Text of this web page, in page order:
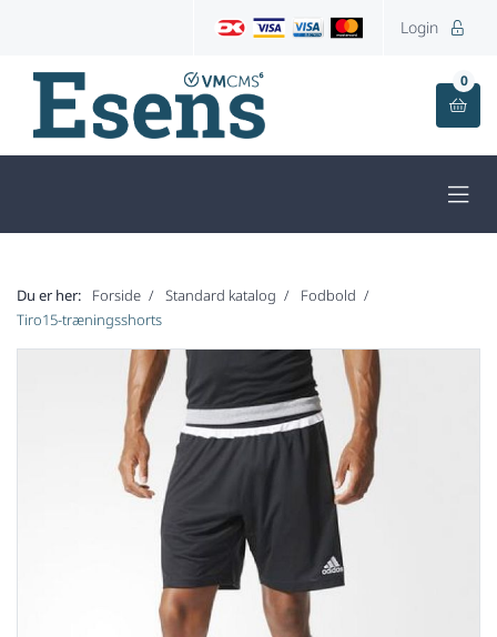
Login 

0

Du er her: Forside Standard katalog
Fodbold
Tiro15-træningsshorts